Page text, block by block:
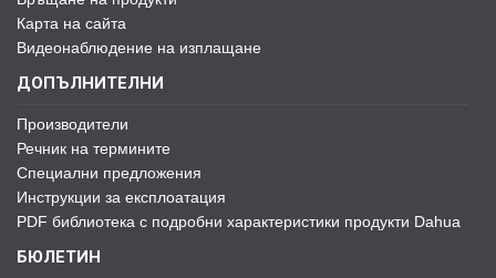
Карта на сайта
Видеонаблюдение на изплащане
ДОПЪЛНИТЕЛНИ
Производители
Речник на термините
Специални предложения
Инструкции за експлоатация
PDF библиотека с подробни характеристики продукти Dahua
БЮЛЕТИН